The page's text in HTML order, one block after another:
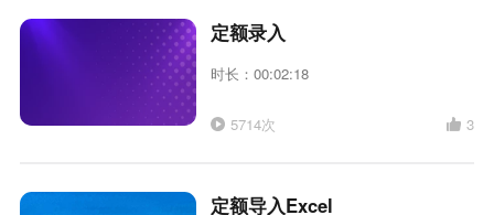
定额录入
时长：00:02:18
5714次 3
定额导入Excel